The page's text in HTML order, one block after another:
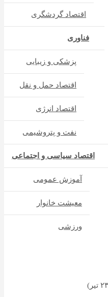
اقتصاد گردشگری
فناوری
پزشکی و زیبایی
اقتصاد حمل و نقل
اقتصاد انرژی
نفت و پتروشیمی
اقتصاد سیاسی و اجتماعی
آموزش عمومی
معیشت خانوار
ورزشی